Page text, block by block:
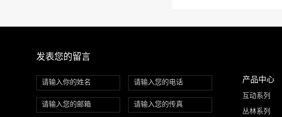
发表您的留言
产品中心
互动系列
丛林系列